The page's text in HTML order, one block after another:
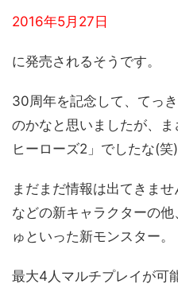
2016年5月27日
に発売されるそうです。
30周年を記念して、てっ
のかなと思いましたが、
ヒーローズ2」でしたな(笑)
まだまだ情報は出てきま
などの新キャラクターの
ゅといった新モンスター。
最大4人マルチプレイが可